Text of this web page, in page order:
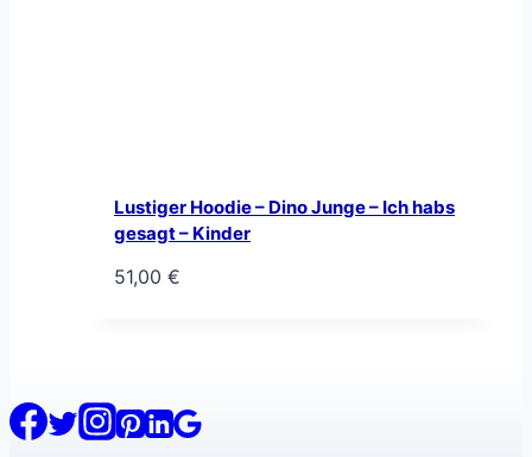
Lustiger Hoodie – Dino Junge – Ich habs
gesagt – Kinder
51,00 €